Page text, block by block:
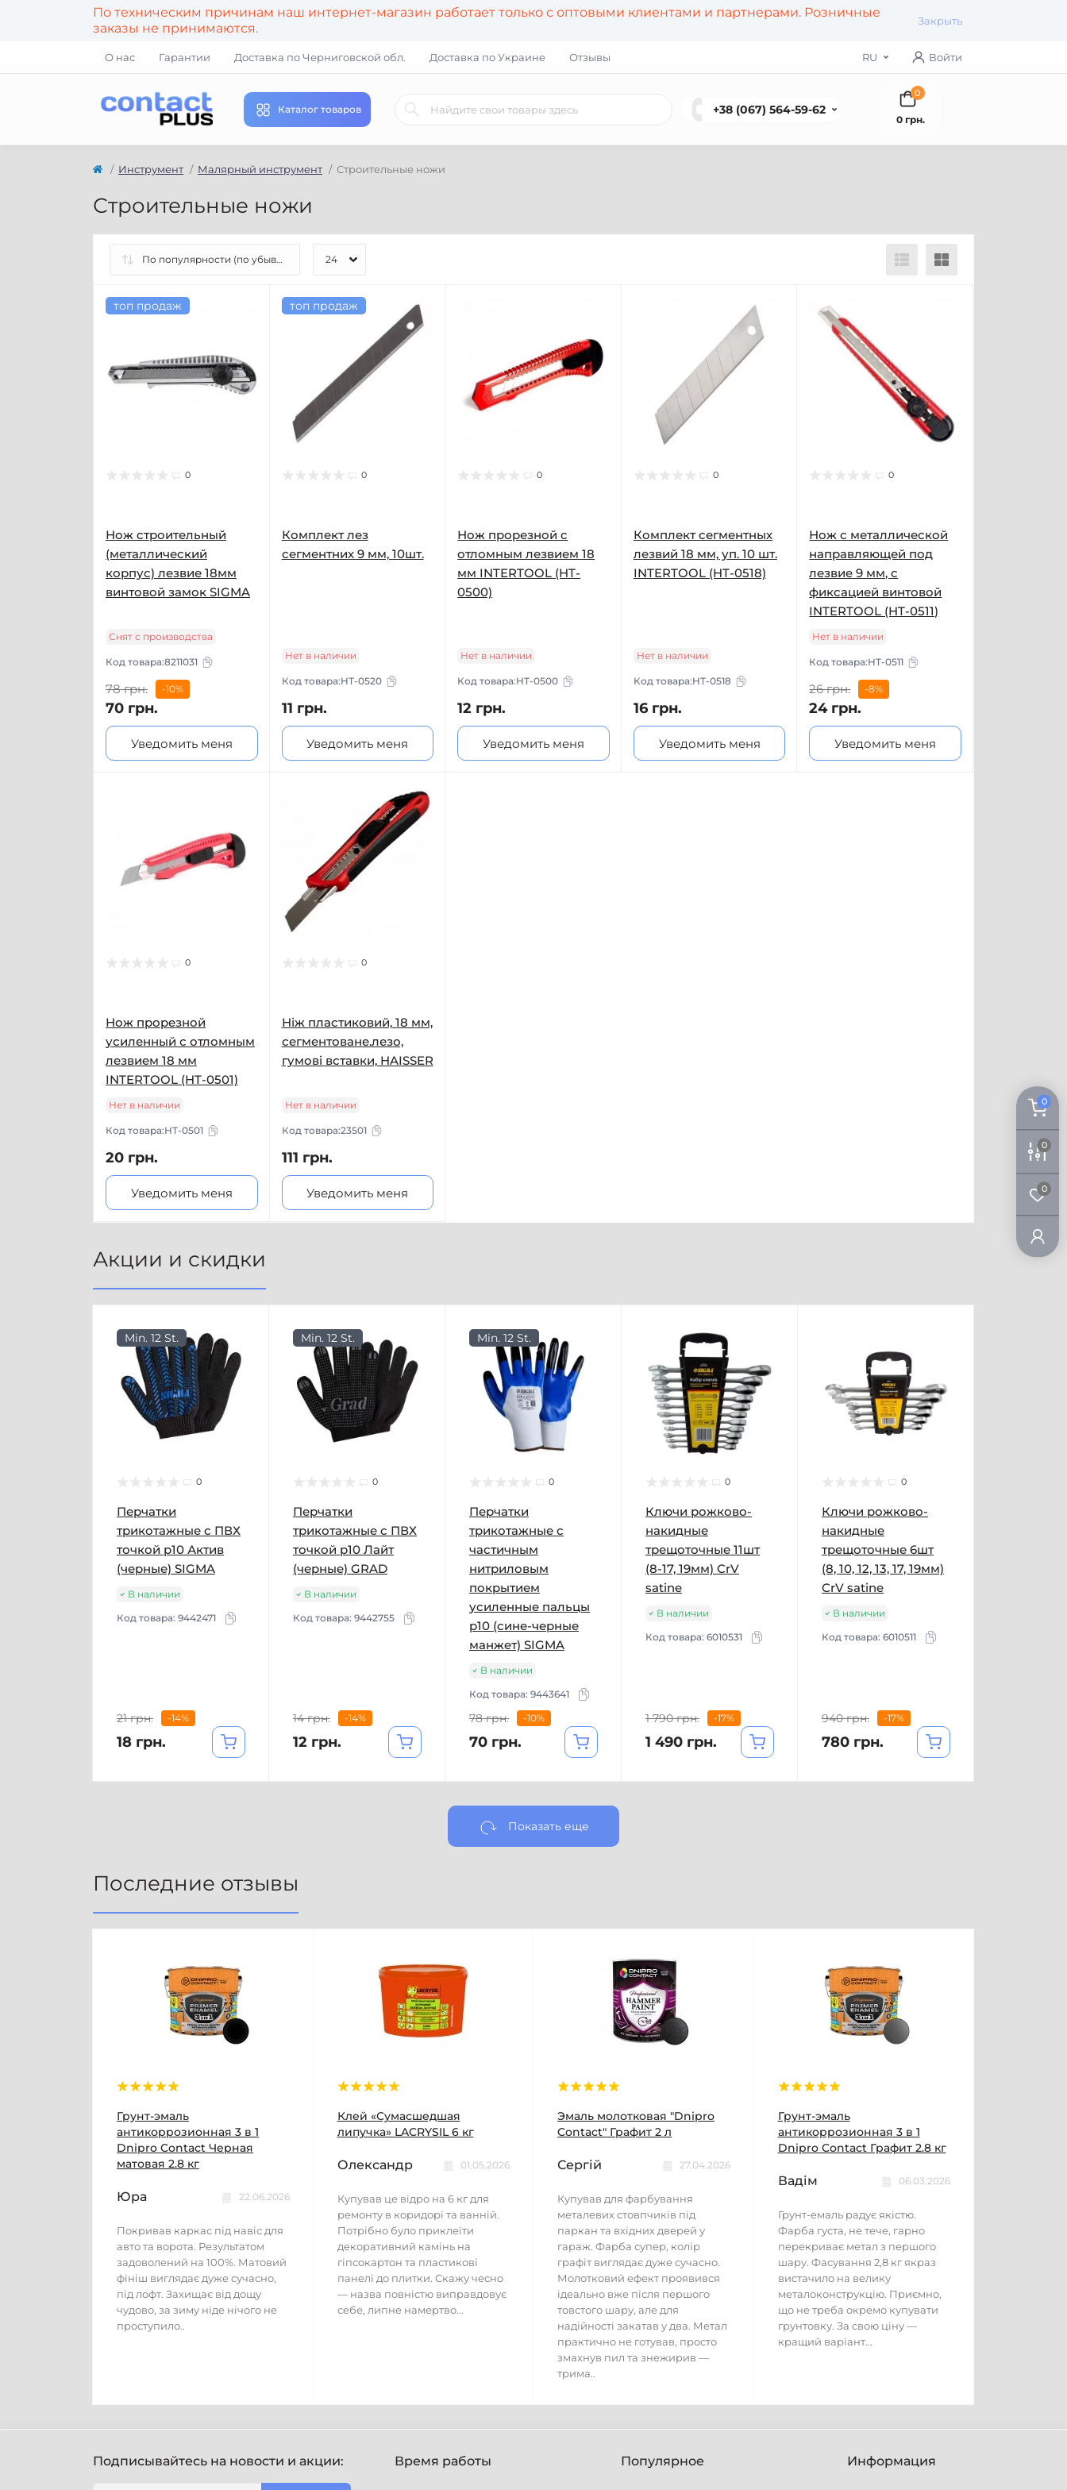
0
0
0
По техническим причинам наш интернет-магазин работает только с оптовыми клиентами и партнерами. Розничные
заказы не принимаются.
Закрыть
О нас Гарантии Доставка по Черниговской обл. Доставка по Украине Отзывы RU Войти
Каталог товаров +38 (067) 564-59-62
0
0 грн.
Инструмент Малярный инструмент Строительные ножи
Строительные ножи
топ продаж
0
Нож строительный
(металлический
корпус) лезвие 18мм
винтовой замок SIGMA
Снят с производства
Код товара:8211031
78 грн. -10%
70 грн.
Уведомить меня
топ продаж
0
Комплект лез
сегментних 9 мм, 10шт.
Нет в наличии
Код товара:HT-0520
11 грн.
Уведомить меня
0
Нож прорезной с
отломным лезвием 18
мм INTERTOOL (HT-
0500)
Нет в наличии
Код товара:HT-0500
12 грн.
Уведомить меня
0
Комплект сегментных
лезвий 18 мм, уп. 10 шт.
INTERTOOL (HT-0518)
Нет в наличии
Код товара:HT-0518
16 грн.
Уведомить меня
0
Нож с металлической
направляющей под
лезвие 9 мм, с
фиксацией винтовой
INTERTOOL (HT-0511)
Нет в наличии
Код товара:HT-0511
26 грн. -8%
24 грн.
Уведомить меня
0
Нож прорезной
усиленный с отломным
лезвием 18 мм
INTERTOOL (HT-0501)
Нет в наличии
Код товара:HT-0501
20 грн.
Уведомить меня
0
Ніж пластиковий, 18 мм,
сегментоване.лезо,
гумові вставки, HAISSER
Нет в наличии
Код товара:23501
111 грн.
Уведомить меня
Акции и скидки
Min. 12 St.
0
Перчатки
трикотажные с ПВХ
точкой р10 Актив
(черные) SIGMA
В наличии
Код товара: 9442471
21 грн. -14%
18 грн.
Min. 12 St.
0
Перчатки
трикотажные с ПВХ
точкой р10 Лайт
(черные) GRAD
В наличии
Код товара: 9442755
14 грн. -14%
12 грн.
Min. 12 St.
0
Перчатки
трикотажные с
частичным
нитриловым
покрытием
усиленные пальцы
р10 (сине-черные
манжет) SIGMA
В наличии
Код товара: 9443641
78 грн. -10%
70 грн.
0
Ключи рожково-
накидные
трещоточные 11шт
(8-17, 19мм) CrV
satine
В наличии
Код товара: 6010531
1 790 грн. -17%
1 490 грн.
0
Ключи рожково-
накидные
трещоточные 6шт
(8, 10, 12, 13, 17, 19мм)
CrV satine
В наличии
Код товара: 6010511
940 грн. -17%
780 грн.
Показать еще
Последние отзывы
Грунт-эмаль
антикоррозионная 3 в 1
Dnipro Contact Черная
матовая 2.8 кг
Юра 22.06.2026
Покривав каркас під навіс для
авто та ворота. Результатом
задоволений на 100%. Матовий
фініш виглядає дуже сучасно,
під лофт. Захищає від дощу
чудово, за зиму ніде нічого не
проступило..
Клей «Сумасшедшая
липучка» LACRYSIL 6 кг
Олександр 01.05.2026
Купував це відро на 6 кг для
ремонту в коридорі та ванній.
Потрібно було приклеїти
декоративний камінь на
гіпсокартон та пластикові
панелі до плитки. Скажу чесно
— назва повністю виправдовує
себе, липне намертво...
Эмаль молотковая "Dnipro
Contact" Графит 2 л
Сергій 27.04.2026
Купував для фарбування
металевих стовпчиків під
паркан та вхідних дверей у
гараж. Фарба супер, колір
графіт виглядає дуже сучасно.
Молотковий ефект проявився
ідеально вже після першого
товстого шару, але для
надійності закатав у два. Метал
практично не готував, просто
змахнув пил та знежирив —
трима..
Грунт-эмаль
антикоррозионная 3 в 1
Dnipro Contact Графит 2.8 кг
Вадім 06.03.2026
Грунт-емаль радує якістю.
Фарба густа, не тече, гарно
перекриває метал з першого
шару. Фасування 2,8 кг якраз
вистачило на велику
металоконструкцію. Приємно,
що не треба окремо купувати
грунтовку. За свою ціну —
кращий варіант...
Подписывайтесь на новости и акции: Время работы Популярное Информация